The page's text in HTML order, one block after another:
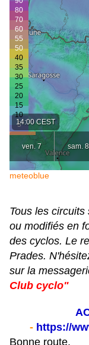
meteoblue
Tous les
ou modifiés en
des cyclos. Le
Prades.
sur la
Club cyclo"
- https://
Bonne route.